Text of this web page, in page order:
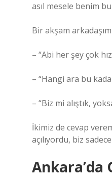
asıl mesele benim
Bir akşam
– “Abi her şey çok
– “Hangi ara bu
– “Biz mi alıştık,
İkimiz de cevap
açılıyordu, biz
Ankara’da